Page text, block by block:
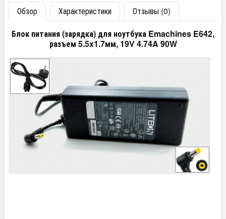
Обзор Характеристики
Отзывы (0)
Блок питания (зарядка) для ноутбука Emachines E642,
разъем 5.5x1.7мм, 19V 4.74A 90W